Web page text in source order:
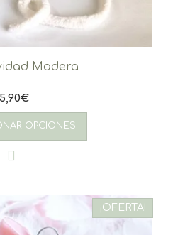
Madera
5,90€
OPCIONES
¡OFERTA!